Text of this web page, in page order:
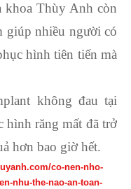
khoa Thùy Anh còn
giúp nhiều người có
hình tiên tiến mà
không đau tại
răng mất đã trở
hơn bao giờ hết.
co-nen-nho-
nhu-the-nao-an-toan-